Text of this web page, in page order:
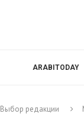
ARABITODAY
Выбор редакции